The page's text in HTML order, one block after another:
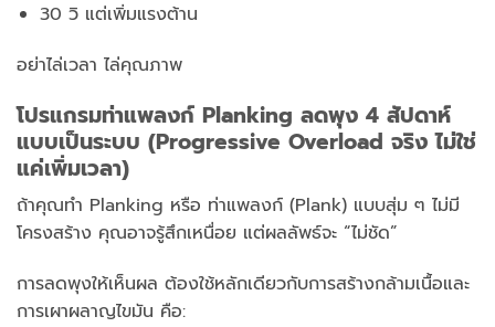
30 วิ แต่เพิ่มแรงต้าน
อย่าไล่เวลา ไล่คุณภาพ
โปรแกรมท่าแพลงก์ Planking ลดพุง 4 สัปดาห์
แบบเป็นระบบ (Progressive Overload จริง ไม่ใช่
แค่เพิ่มเวลา)
ถ้าคุณทำ Planking หรือ ท่าแพลงก์ (Plank) แบบสุ่ม ๆ ไม่มี
โครงสร้าง คุณอาจรู้สึกเหนื่อย แต่ผลลัพธ์จะ “ไม่ชัด”
การลดพุงให้เห็นผล ต้องใช้หลักเดียวกับการสร้างกล้ามเนื้อและ
การเผาผลาญไขมัน คือ: